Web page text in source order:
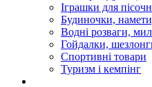
Іграшки для
Будиночки,
Водні розваги,
Гойдалки,
Спортивні товари
Туризм і кемпінг